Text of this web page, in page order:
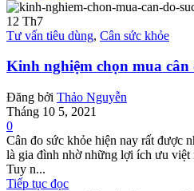
12 Th7
Tư vấn tiêu dùng, Cân sức khỏe
Kinh nghiệm chọn mua cân
Đăng bởi Thảo Nguyễn
Tháng 10 5, 2021
0
Cân đo sức khỏe hiện nay rất được
là gia đình nhờ những lợi ích ưu việt
Tuy n...
Tiếp tục đọc